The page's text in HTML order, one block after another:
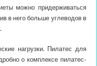
можно придерживаться
в него больше углеводов в
нагрузки. Пилатес для
о комплексе пилатес-